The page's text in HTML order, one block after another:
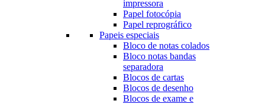
impressora
Papel fotocópia
Papel reprográfico
Papeis especiais
Bloco de notas colados
Bloco notas bandas
separadora
Blocos de cartas
Blocos de desenho
Blocos de exame e